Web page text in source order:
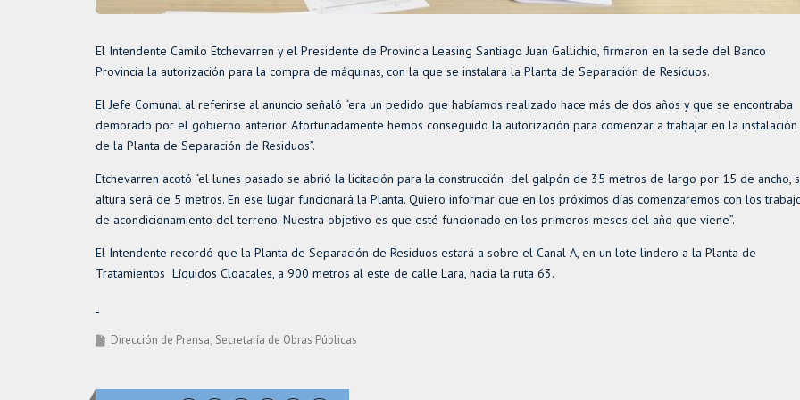
El Intendente Camilo Etchevarren y el Presidente de Provincia Leasing Santiago Juan Gallichio, firmaron en la sede del Banco
Provincia la autorización para la compra de máquinas, con la que se instalará la Planta de Separación de Residuos.
El Jefe Comunal al referirse al anuncio señaló “era un pedido que habíamos realizado hace más de dos años y que se encontraba
demorado por el gobierno anterior. Afortunadamente hemos conseguido la autorización para comenzar a trabajar en la instalación
de la Planta de Separación de Residuos”.
Etchevarren acotó “el lunes pasado se abrió la licitación para la construcción del galpón de 35 metros de largo por 15 de ancho,
altura será de 5 metros. En ese lugar funcionará la Planta. Quiero informar que en los próximos días comenzaremos con los
de acondicionamiento del terreno. Nuestra objetivo es que esté funcionado en los primeros meses del año que viene”.
El Intendente recordó que la Planta de Separación de Residuos estará a sobre el Canal A, en un lote lindero a la Planta de
Tratamientos Líquidos Cloacales, a 900 metros al este de calle Lara, hacia la ruta 63.
Dirección de Prensa Secretaría de Obras Públicas